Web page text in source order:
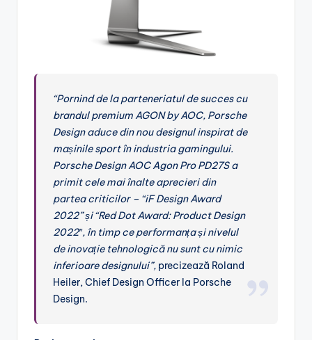
“Pornind de la parteneriatul de succes cu
brandul premium AGON by AOC, Porsche
Design aduce din nou designul inspirat de
mașinile sport în industria gamingului.
Porsche Design AOC Agon Pro PD27S a
primit cele mai înalte aprecieri din
partea criticilor – “iF Design Award
2022” și “Red Dot Award: Product Design
2022″, în timp ce performanța și nivelul
de inovație tehnologică nu sunt cu nimic
inferioare designului”, precizează Roland
Heiler, Chief Design Officer la Porsche
Design.